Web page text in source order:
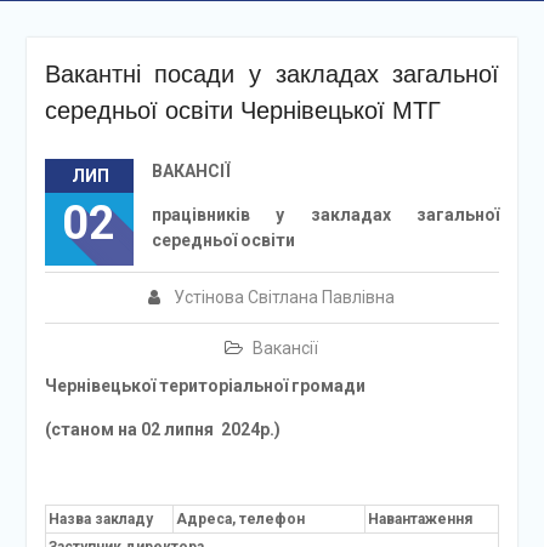
Вакантні посади у закладах загальної
середньої освіти Чернівецької МТГ
ЛИП
02
Устінова Світлана Павлівна
Вакансії
ВАКАНСІЇ
працівників у закладах загальної
середньої освіти
Чернівецької територіальної громади
(станом на 02 липня 2024р.)
Назва закладу Адреса, телефон
Навантаження